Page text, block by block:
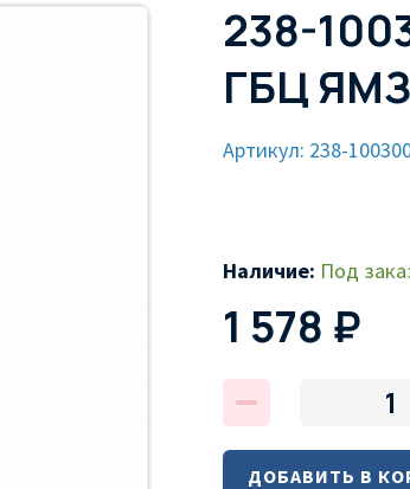
238-
ГБЦ
Артикул: 238-
Наличие: Под
1 578 ₽
ДОБАВИТЬ В